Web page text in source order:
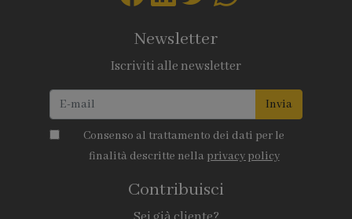
Newsletter
Iscriviti alle newsletter
Invia
Consenso al trattamento dei dati per le
finalità descritte nella privacy policy
Contribuisci